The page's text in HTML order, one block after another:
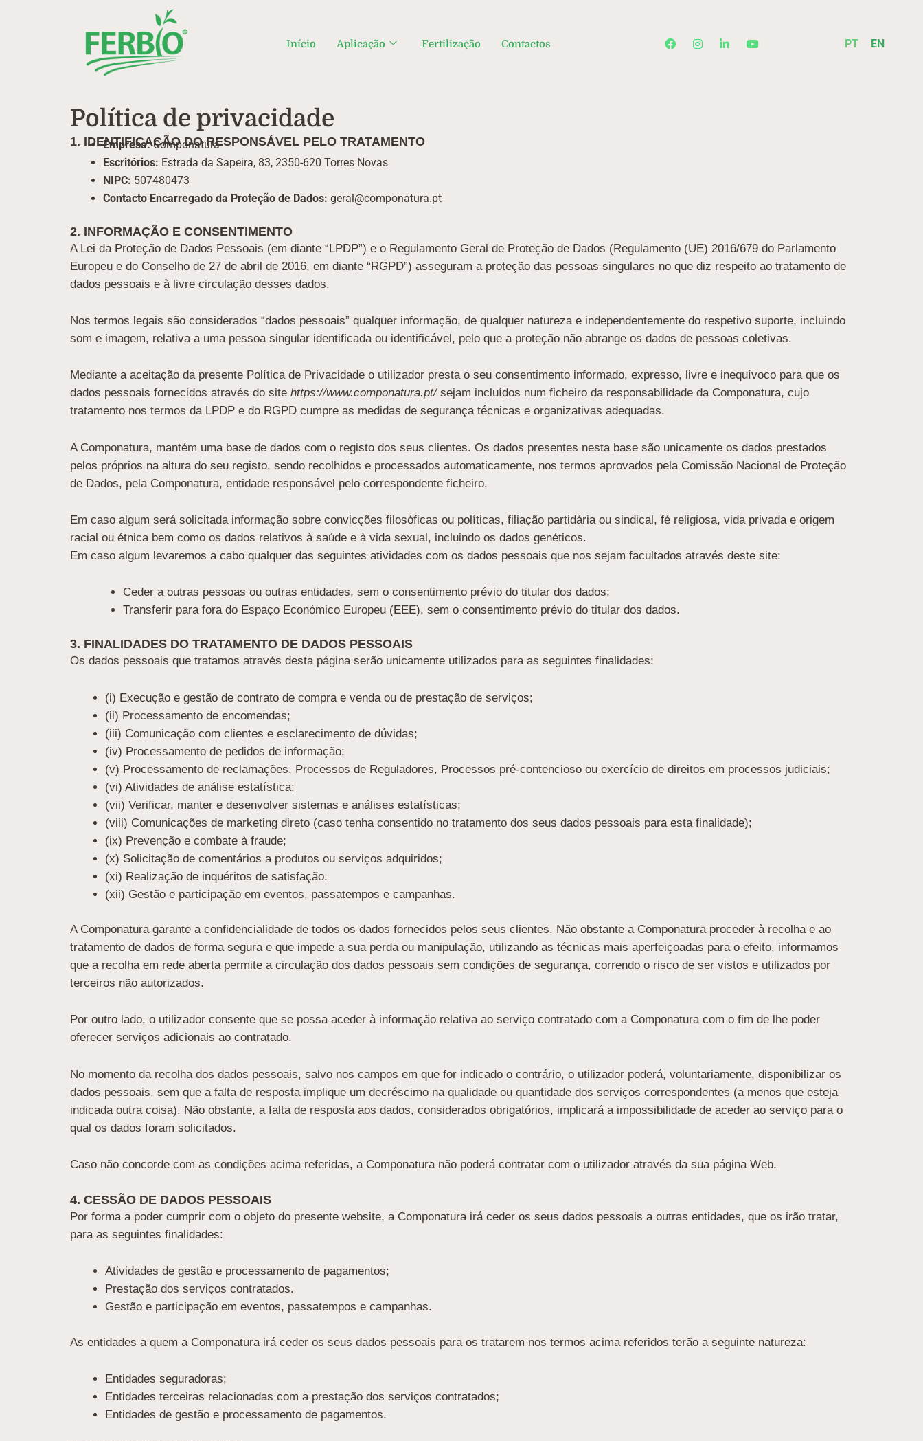
Início Aplicação Fertilização Contactos PT EN
Política de privacidade
1. IDENTIFICAÇÃO DO RESPONSÁVEL PELO TRATAMENTO
Empresa:Componatura
Escritórios: Estrada da Sapeira, 83, 2350-620 Torres Novas
NIPC: 507480473
Contacto Encarregado da Proteção de Dados: geral@componatura.pt
2. INFORMAÇÃO E CONSENTIMENTO
A Lei da Proteção de Dados Pessoais (em diante “LPDP”) e o Regulamento Geral de Proteção de Dados (Regulamento (UE) 2016/679 do Parlamento
Europeu e do Conselho de 27 de abril de 2016, em diante “RGPD”) asseguram a proteção das pessoas singulares no que diz respeito ao tratamento de
dados pessoais e à livre circulação desses dados.
Nos termos legais são considerados “dados pessoais” qualquer informação, de qualquer natureza e independentemente do respetivo suporte, incluindo
som e imagem, relativa a uma pessoa singular identificada ou identificável, pelo que a proteção não abrange os dados de pessoas coletivas.
Mediante a aceitação da presente Política de Privacidade o utilizador presta o seu consentimento informado, expresso, livre e inequívoco para que os
dados pessoais fornecidos através do site https://www.componatura.pt/ sejam incluídos num ficheiro da responsabilidade da Componatura, cujo
tratamento nos termos da LPDP e do RGPD cumpre as medidas de segurança técnicas e organizativas adequadas.
A Componatura, mantém uma base de dados com o registo dos seus clientes. Os dados presentes nesta base são unicamente os dados prestados
pelos próprios na altura do seu registo, sendo recolhidos e processados automaticamente, nos termos aprovados pela Comissão Nacional de Proteção
de Dados, pela Componatura, entidade responsável pelo correspondente ficheiro.
Em caso algum será solicitada informação sobre convicções filosóficas ou políticas, filiação partidária ou sindical, fé religiosa, vida privada e origem
racial ou étnica bem como os dados relativos à saúde e à vida sexual, incluindo os dados genéticos.
Em caso algum levaremos a cabo qualquer das seguintes atividades com os dados pessoais que nos sejam facultados através deste site:
Ceder a outras pessoas ou outras entidades, sem o consentimento prévio do titular dos dados;
Transferir para fora do Espaço Económico Europeu (EEE), sem o consentimento prévio do titular dos dados.
3. FINALIDADES DO TRATAMENTO DE DADOS PESSOAIS
Os dados pessoais que tratamos através desta página serão unicamente utilizados para as seguintes finalidades:
(i) Execução e gestão de contrato de compra e venda ou de prestação de serviços;
(ii) Processamento de encomendas;
(iii) Comunicação com clientes e esclarecimento de dúvidas;
(iv) Processamento de pedidos de informação;
(v) Processamento de reclamações, Processos de Reguladores, Processos pré-contencioso ou exercício de direitos em processos judiciais;
(vi) Atividades de análise estatística;
(vii) Verificar, manter e desenvolver sistemas e análises estatísticas;
(viii) Comunicações de marketing direto (caso tenha consentido no tratamento dos seus dados pessoais para esta finalidade);
(ix) Prevenção e combate à fraude;
(x) Solicitação de comentários a produtos ou serviços adquiridos;
(xi) Realização de inquéritos de satisfação.
(xii) Gestão e participação em eventos, passatempos e campanhas.
A Componatura garante a confidencialidade de todos os dados fornecidos pelos seus clientes. Não obstante a Componatura proceder à recolha e ao
tratamento de dados de forma segura e que impede a sua perda ou manipulação, utilizando as técnicas mais aperfeiçoadas para o efeito, informamos
que a recolha em rede aberta permite a circulação dos dados pessoais sem condições de segurança, correndo o risco de ser vistos e utilizados por
terceiros não autorizados.
Por outro lado, o utilizador consente que se possa aceder à informação relativa ao serviço contratado com a Componatura com o fim de lhe poder
oferecer serviços adicionais ao contratado.
No momento da recolha dos dados pessoais, salvo nos campos em que for indicado o contrário, o utilizador poderá, voluntariamente, disponibilizar os
dados pessoais, sem que a falta de resposta implique um decréscimo na qualidade ou quantidade dos serviços correspondentes (a menos que esteja
indicada outra coisa). Não obstante, a falta de resposta aos dados, considerados obrigatórios, implicará a impossibilidade de aceder ao serviço para o
qual os dados foram solicitados.
Caso não concorde com as condições acima referidas, a Componatura não poderá contratar com o utilizador através da sua página Web.
4. CESSÃO DE DADOS PESSOAIS
Por forma a poder cumprir com o objeto do presente website, a Componatura irá ceder os seus dados pessoais a outras entidades, que os irão tratar,
para as seguintes finalidades:
Atividades de gestão e processamento de pagamentos;
Prestação dos serviços contratados.
Gestão e participação em eventos, passatempos e campanhas.
As entidades a quem a Componatura irá ceder os seus dados pessoais para os tratarem nos termos acima referidos terão a seguinte natureza:
Entidades seguradoras;
Entidades terceiras relacionadas com a prestação dos serviços contratados;
Entidades de gestão e processamento de pagamentos.